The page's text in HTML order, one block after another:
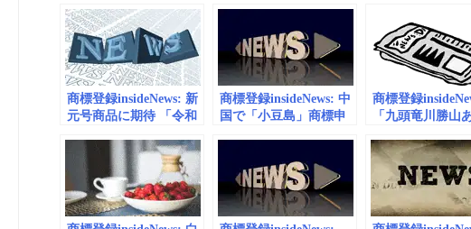
媛県、商標登録出願 |
産経ニュース
首を狙う理由」 | 東ス
ポWEB
フレーズ、過去
神優勝」トラブ
舞い避ける | 日
商標登録insideNews: 新
元号商品に期待 「令和
川・大賀商店 | 福島民
友新聞社 みんゆうNet
商標登録insideNews: 中
国で「小豆島」商標申
商標登録
「九頭竜川勝山
お墨付き、全国
へ ｜福井新聞